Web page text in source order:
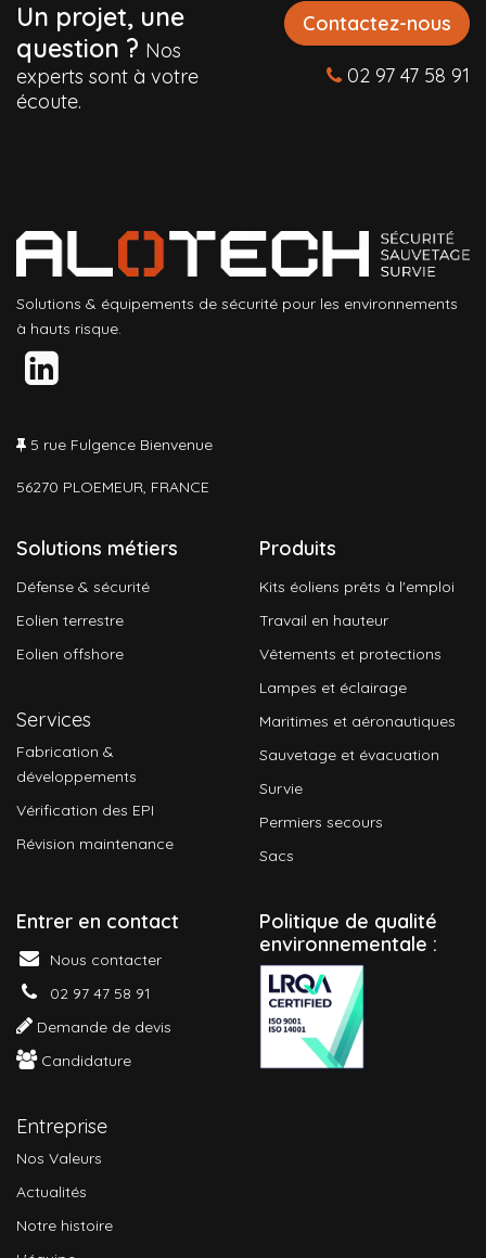
Un projet, une
question ? Nos
experts sont à votre
écoute.
Contactez-nous
02 97 47 58 91
Solutions & équipements de sécurité pour les environnements
à hauts risque.
5 rue Fulgence Bienvenue
56270 PLOEMEUR, FRANCE
Solutions métiers
Défense & sécurité
Eolien terrestre
Eolien offshore
Services
Fabrication &
développements
Vérification des EPI
Révision maintenance
Produits
Kits éoliens prêts à l'emploi
Travail en hauteur
Vêtements et protections
Lampes et éclairage
Maritimes et aéronautiques
Sauvetage et évacuation
Survie
Permiers secours
Sacs
Entrer en contact
Nous contacter
02 97 47 58 91
Demande de devis
Candidature
Entreprise
Nos Valeurs
Actualités
Notre histoire
Politique de qualité
environnementale :